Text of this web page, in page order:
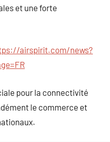
et une forte
airspirit.com/news?
pour la connectivité
le commerce et